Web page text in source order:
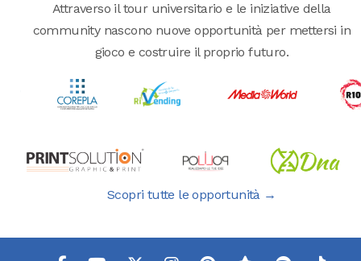
Attraverso il tour universitario e le iniziative della
community nascono nuove opportunità per mettersi in
gioco e costruire il proprio futuro.
Scopri tutte le opportunità →